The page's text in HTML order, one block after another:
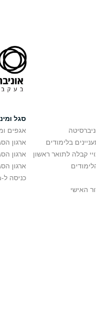
בלימודים
קבלה לתואר ראשון
האישי
סגל
אגפים
ארגון
ארגון
ארגון
כניסה ל-My Tau